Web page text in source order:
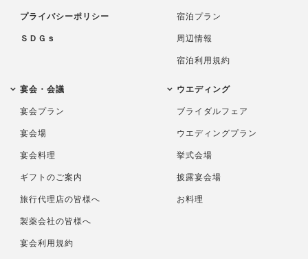
プライバシーポリシー
ＳＤＧｓ
宿泊プラン
周辺情報
宿泊利用規約
宴会・会議
宴会プラン
宴会場
宴会料理
ギフトのご案内
旅行代理店の皆様へ
製薬会社の皆様へ
宴会利用規約
ウエディング
ブライダルフェア
ウエディングプラン
挙式会場
披露宴会場
お料理